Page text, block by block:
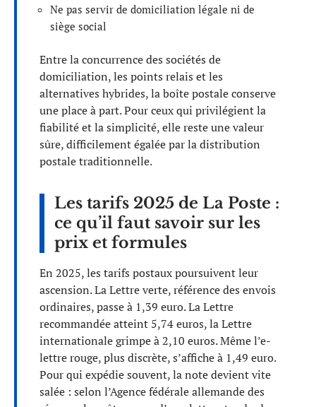
Ne pas servir de domiciliation légale ni de
siège social
Entre la concurrence des sociétés de
domiciliation, les points relais et les
alternatives hybrides, la boîte postale conserve
une place à part. Pour ceux qui privilégient la
fiabilité et la simplicité, elle reste une valeur
sûre, difficilement égalée par la distribution
postale traditionnelle.
Les tarifs 2025 de La Poste :
ce qu’il faut savoir sur les
prix et formules
En 2025, les tarifs postaux poursuivent leur
ascension. La Lettre verte, référence des envois
ordinaires, passe à 1,39 euro. La Lettre
recommandée atteint 5,74 euros, la Lettre
internationale grimpe à 2,10 euros. Même l’e-
lettre rouge, plus discrète, s’affiche à 1,49 euro.
Pour qui expédie souvent, la note devient vite
salée : selon l’Agence fédérale allemande des